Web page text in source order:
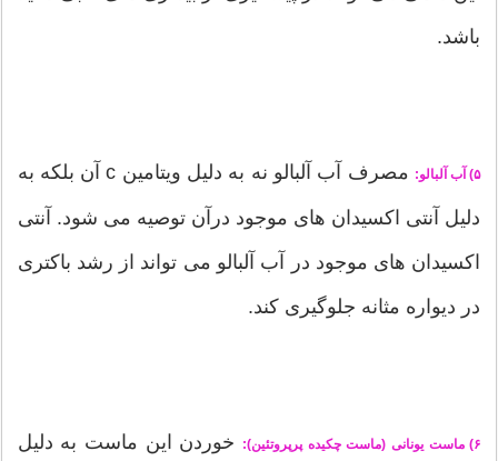
باشد.
۵) آب آلبالو: مصرف آب آلبالو نه به دلیل ویتامین c آن بلکه به
دلیل آنتی اکسیدان های موجود درآن توصیه می شود. آنتی
اکسیدان های موجود در آب آلبالو می تواند از رشد باکتری
در دیواره مثانه جلوگیری کند.
۶) ماست یونانی (ماست چکیده پرپروتئین): خوردن این ماست به دلیل